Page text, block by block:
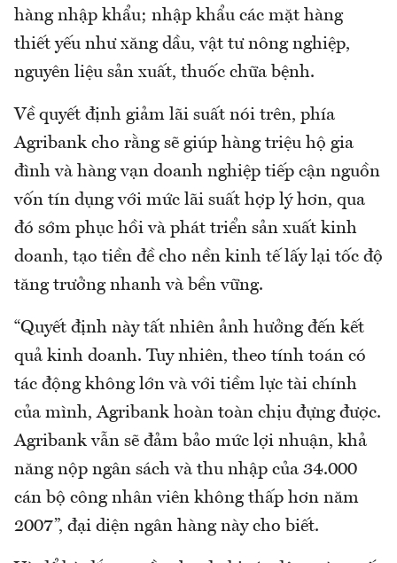
hàng nhập khẩu; nhập khẩu các mặt hàng
thiết yếu như xăng dầu, vật tư nông nghiệp,
nguyên liệu sản xuất, thuốc chữa bệnh.
Về quyết định giảm lãi suất nói trên, phía
Agribank cho rằng sẽ giúp hàng triệu hộ gia
đình và hàng vạn doanh nghiệp tiếp cận nguồn
vốn tín dụng với mức lãi suất hợp lý hơn, qua
đó sớm phục hồi và phát triển sản xuất kinh
doanh, tạo tiền đề cho nền kinh tế lấy lại tốc độ
tăng trưởng nhanh và bền vững.
“Quyết định này tất nhiên ảnh hưởng đến kết
quả kinh doanh. Tuy nhiên, theo tính toán có
tác động không lớn và với tiềm lực tài chính
của mình, Agribank hoàn toàn chịu đựng được.
Agribank vẫn sẽ đảm bảo mức lợi nhuận, khả
năng nộp ngân sách và thu nhập của 34.000
cán bộ công nhân viên không thấp hơn năm
2007”, đại diện ngân hàng này cho biết.